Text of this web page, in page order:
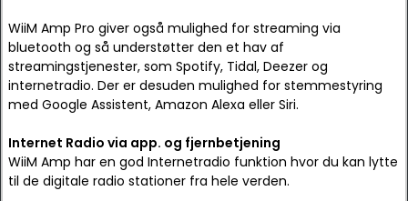
WiiM Amp Pro giver også mulighed for streaming via
bluetooth og så understøtter den et hav af
streamingstjenester, som Spotify, Tidal, Deezer og
internetradio. Der er desuden mulighed for stemmestyring
med Google Assistent, Amazon Alexa eller Siri.
Internet Radio via app. og fjernbetjening
WiiM Amp har en god Internetradio funktion hvor du kan lytte
til de digitale radio stationer fra hele verden.